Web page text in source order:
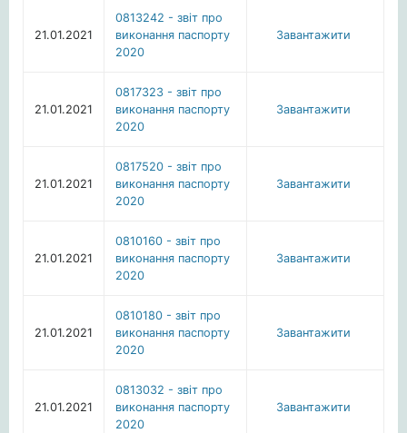
21.01.2021
0813242 - звіт про
виконання паспорту
2020
Завантажити
21.01.2021
0817323 - звіт про
виконання паспорту
2020
Завантажити
21.01.2021
0817520 - звіт про
виконання паспорту
2020
Завантажити
21.01.2021
0810160 - звіт про
виконання паспорту
2020
Завантажити
21.01.2021
0810180 - звіт про
виконання паспорту
2020
Завантажити
21.01.2021
0813032 - звіт про
виконання паспорту
2020
Завантажити